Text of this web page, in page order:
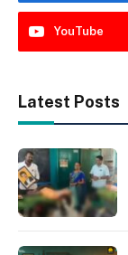
YouTube
Latest Posts